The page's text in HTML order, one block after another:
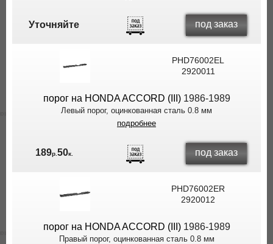
Уточняйте под заказ
PHD76002EL
2920011
порог на HONDA ACCORD (III)1986-1989
Левый порог, оцинкованная сталь 0.8 мм
подробнее
189р. 50к. под заказ
PHD76002ER
2920012
порог на HONDA ACCORD (III)1986-1989
Правый порог, оцинкованная сталь 0.8 мм